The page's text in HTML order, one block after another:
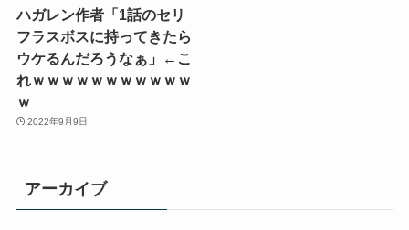
ハガレン作者「1話のセリ
フラスボスに持ってきたら
ウケるんだろうなぁ」←こ
れｗｗｗｗｗｗｗｗｗｗｗ
ｗ
2022年9月9日
アーカイブ